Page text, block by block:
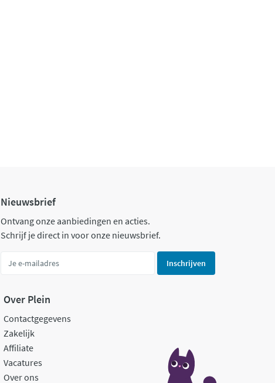
Nieuwsbrief
Ontvang onze aanbiedingen en acties.
Schrijf je direct in voor onze nieuwsbrief.
Inschrijven
Over Plein
Contactgegevens
Zakelijk
Affiliate
Vacatures
Over ons